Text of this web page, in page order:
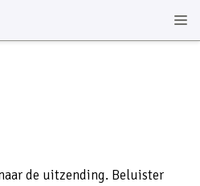
de uitzending. Beluister